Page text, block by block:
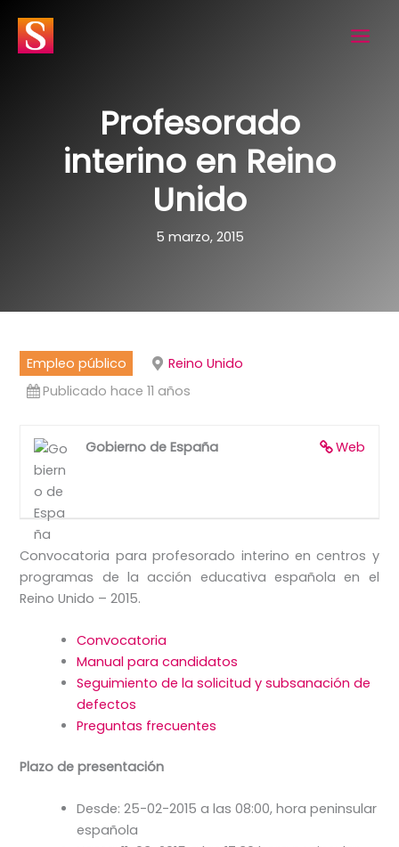
contenido
Profesorado
interino en Reino
Unido
5 marzo, 2015
Empleo público
Reino Unido
Publicado hace 11 años
Web
Gobierno de España
Convocatoria para profesorado interino en centros y
programas de la acción educativa española en el
Reino Unido – 2015.
Convocatoria
Manual para candidatos
Seguimiento de la solicitud y subsanación de
defectos
Preguntas frecuentes
Plazo de presentación
Desde: 25-02-2015 a las 08:00, hora peninsular
española